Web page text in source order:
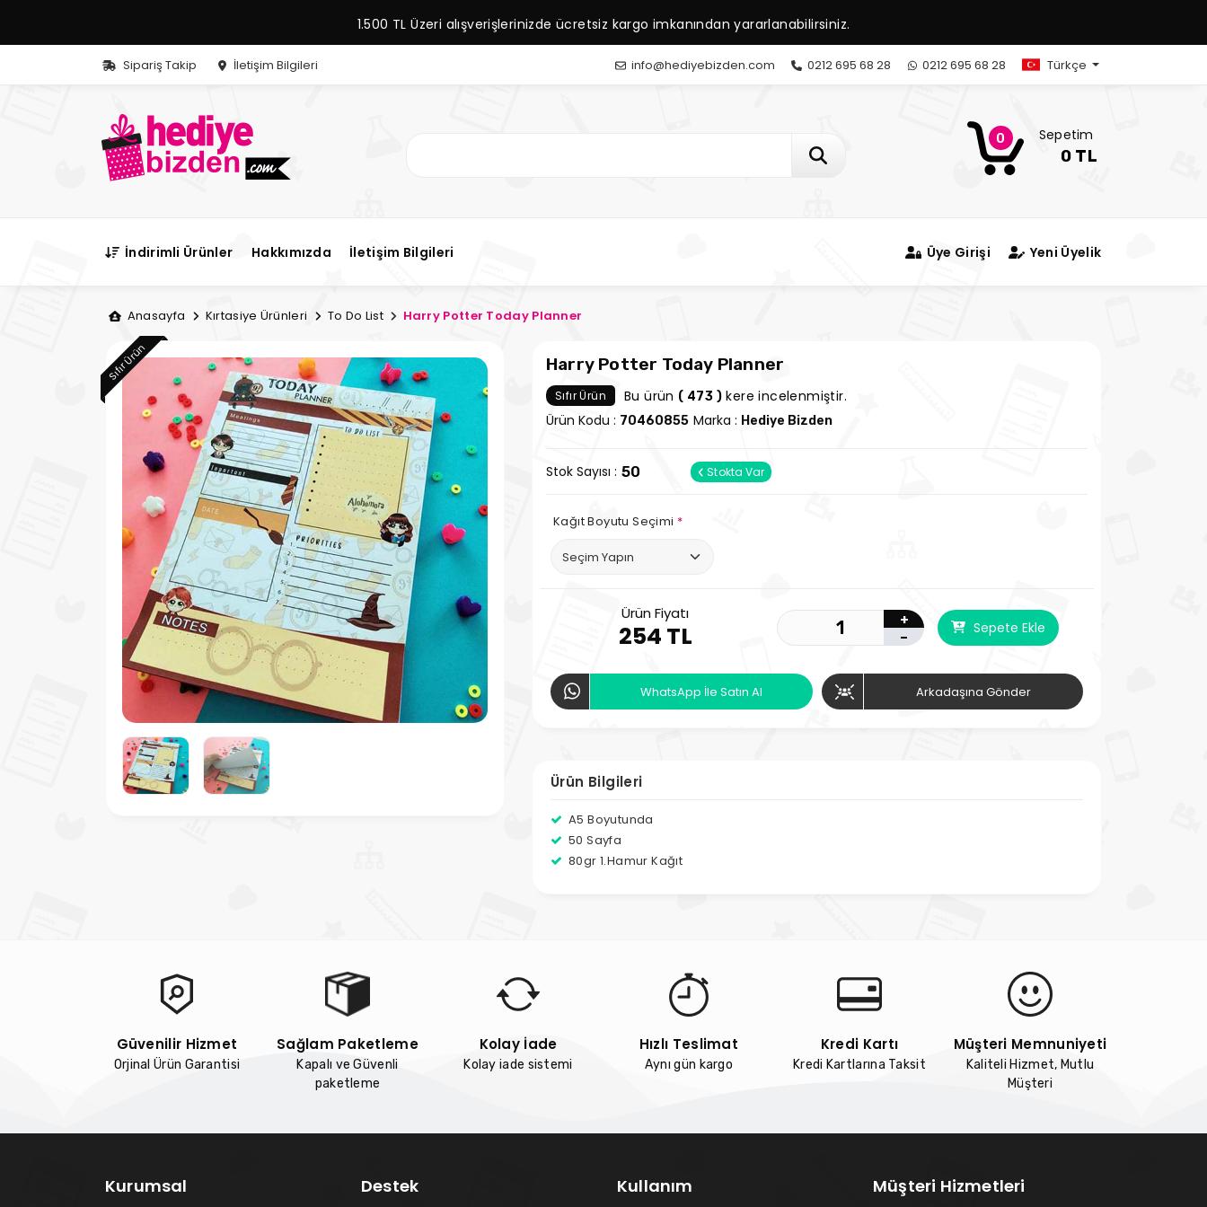
1.500 TL Üzeri alışverişlerinizde ücretsiz kargo imkanından yararlanabilirsiniz.
Sipariş Takip İletişim Bilgileri info@hediyebizden.com 0212 695 68 28 0212 695 68 28 Türkçe
0 Sepetim
0 TL
İndirimli Ürünler Hakkımızda İletişim Bilgileri Üye Girişi Yeni Üyelik
Anasayfa Kırtasiye Ürünleri To Do List Harry Potter Today Planner
Sıfır Ürün Harry Potter Today Planner
Sıfır Ürün Bu ürün ( 473 ) kere incelenmiştir.
Ürün Kodu : 70460855 Marka : Hediye Bizden
Stok Sayısı : 50 Stokta Var
Kağıt Boyutu Seçimi *
Ürün Fiyatı
254 TL
+
-
Sepete Ekle
WhatsApp İle Satın Al Arkadaşına Gönder
Ürün Bilgileri
A5 Boyutunda
50 Sayfa
80gr 1.Hamur Kağıt
Güvenilir Hizmet
Orjinal Ürün Garantisi
Sağlam Paketleme
Kapalı ve Güvenli
paketleme
Kolay İade
Kolay iade sistemi
Hızlı Teslimat
Aynı gün kargo
Kredi Kartı
Kredi Kartlarına Taksit
Müşteri Memnuniyeti
Kaliteli Hizmet, Mutlu
Müşteri
Kurumsal Destek Kullanım Müşteri Hizmetleri